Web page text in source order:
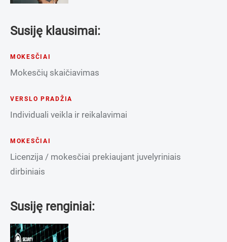
Susiję klausimai:
MOKESČIAI
Mokesčių skaičiavimas
VERSLO PRADŽIA
Individuali veikla ir reikalavimai
MOKESČIAI
Licenzija / mokesčiai prekiaujant juvelyriniais
dirbiniais
Susiję renginiai: